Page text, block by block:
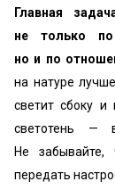
Главная
не только
но и по
на натуре
светит сбоку и
светотень —
Не забывайте,
передать